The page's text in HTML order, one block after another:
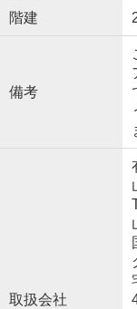
階建
備考
取扱会社